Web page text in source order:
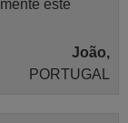
este
João,
PORTUGAL